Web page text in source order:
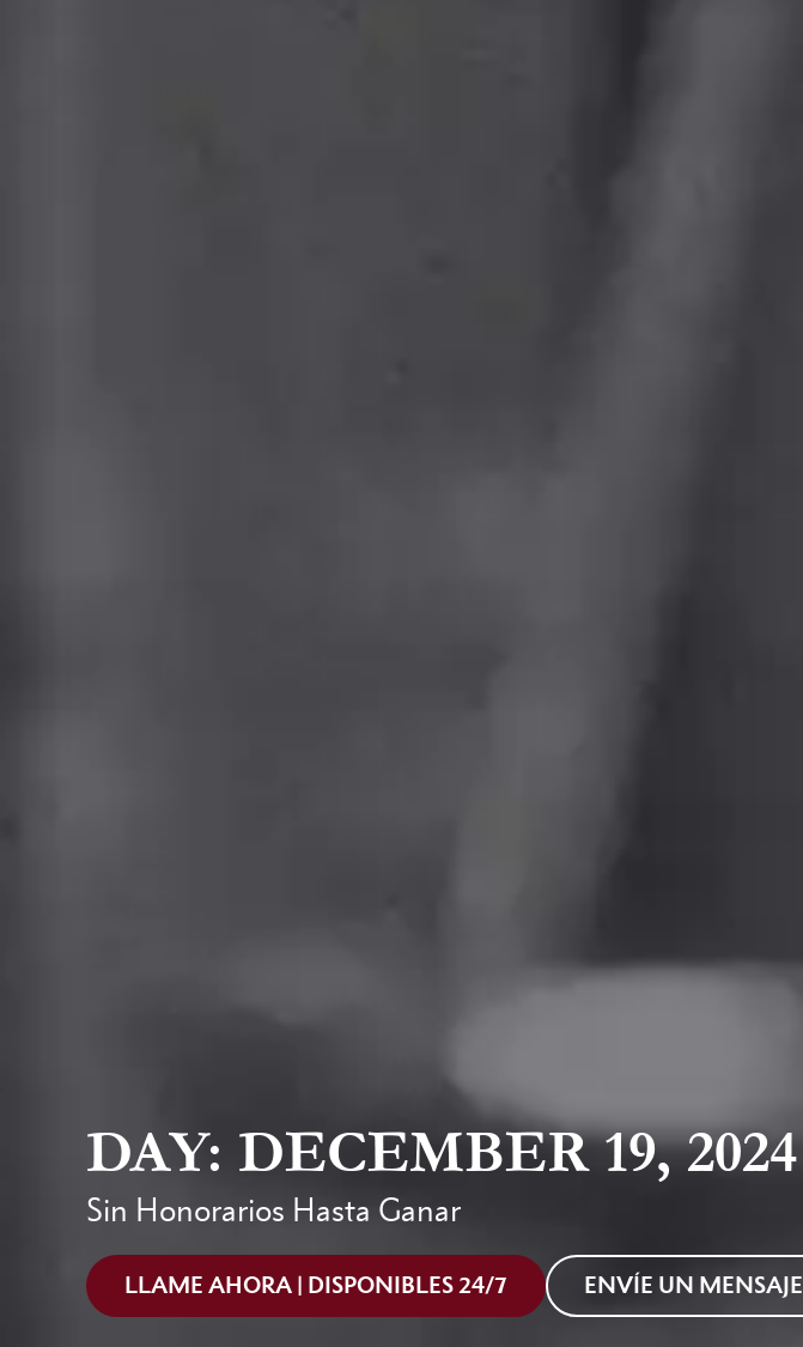
DAY: DECEMBER 19, 2024
Sin Honorarios Hasta Ganar
LLAME AHORA | DISPONIBLES 24/7 ENVÍE UN MENSAJE